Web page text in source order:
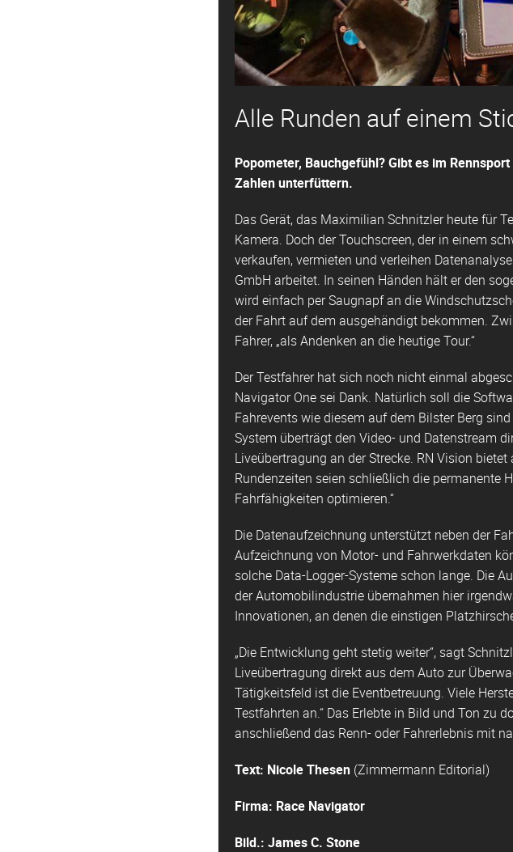
Alle Runden auf einem
Popometer, Bauchgefühl? Gibt es im
Zahlen unterfüttern.
Das Gerät, das Maximilian Schnitzler heute für
Kamera. Doch der Touchscreen, der in einem
verkaufen, vermieten und verleihen
GmbH arbeitet. In seinen Händen hält er den
wird einfach per Saugnapf an die
der Fahrt auf dem ausgehändigt bekommen.
Fahrer, „als Andenken an die heutige Tour.“
Der Testfahrer hat sich noch nicht einmal
Navigator One sei Dank. Natürlich soll die
Fahrevents wie diesem auf dem Bilster Berg
System überträgt den Video- und Datenstream
Liveübertragung an der Strecke. RN Vision
Rundenzeiten seien schließlich die permanente
Fahrfähigkeiten optimieren.“
Die Datenaufzeichnung unterstützt neben der
Aufzeichnung von Motor- und Fahrwerkdaten
solche Data-Logger-Systeme schon lange. Die
der Automobilindustrie übernahmen hier
Innovationen, an denen die einstigen
„Die Entwicklung geht stetig weiter“, sagt
Liveübertragung direkt aus dem Auto zur
Tätigkeitsfeld ist die Eventbetreuung. Viele
Testfahrten an.“ Das Erlebte in Bild und Ton zu
anschließend das Renn- oder Fahrerlebnis mit
Text: Nicole Thesen (Zimmermann Editorial)
Firma: Race Navigator
Bild.: James C. Stone